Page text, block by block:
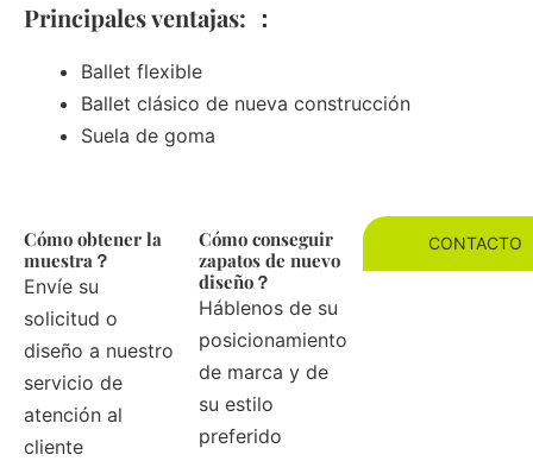
Principales ventajas: ：
Ballet flexible
Ballet clásico de nueva construcción
Suela de goma
Cómo obtener la
muestra？
Envíe su
solicitud o
diseño a nuestro
servicio de
atención al
cliente
Cómo conseguir
zapatos de nuevo
diseño？
Háblenos de su
posicionamiento
de marca y de
su estilo
preferido
CONTACTO